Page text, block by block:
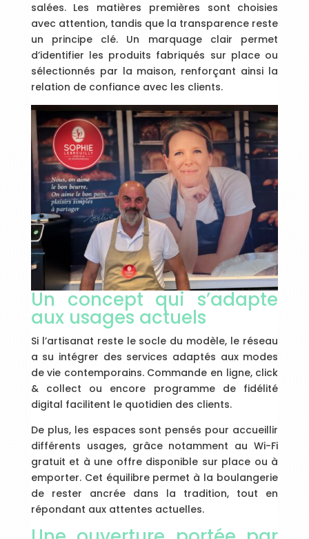
salées. Les matières premières sont choisies
avec attention, tandis que la transparence reste
un principe clé. Un marquage clair permet
d’identifier les produits fabriqués sur place ou
sélectionnés par la maison, renforçant ainsi la
relation de confiance avec les clients.
Un concept qui s’adapte
aux usages actuels
Si l’artisanat reste le socle du modèle, le réseau
a su intégrer des services adaptés aux modes
de vie contemporains. Commande en ligne, click
& collect ou encore programme de fidélité
digital facilitent le quotidien des clients.
De plus, les espaces sont pensés pour accueillir
différents usages, grâce notamment au Wi-Fi
gratuit et à une offre disponible sur place ou à
emporter. Cet équilibre permet à la boulangerie
de rester ancrée dans la tradition, tout en
répondant aux attentes actuelles.